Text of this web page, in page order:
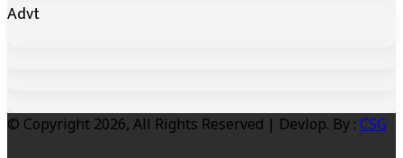
Advt
© Copyright 2026, All Rights Reserved | Devlop. By : CSG